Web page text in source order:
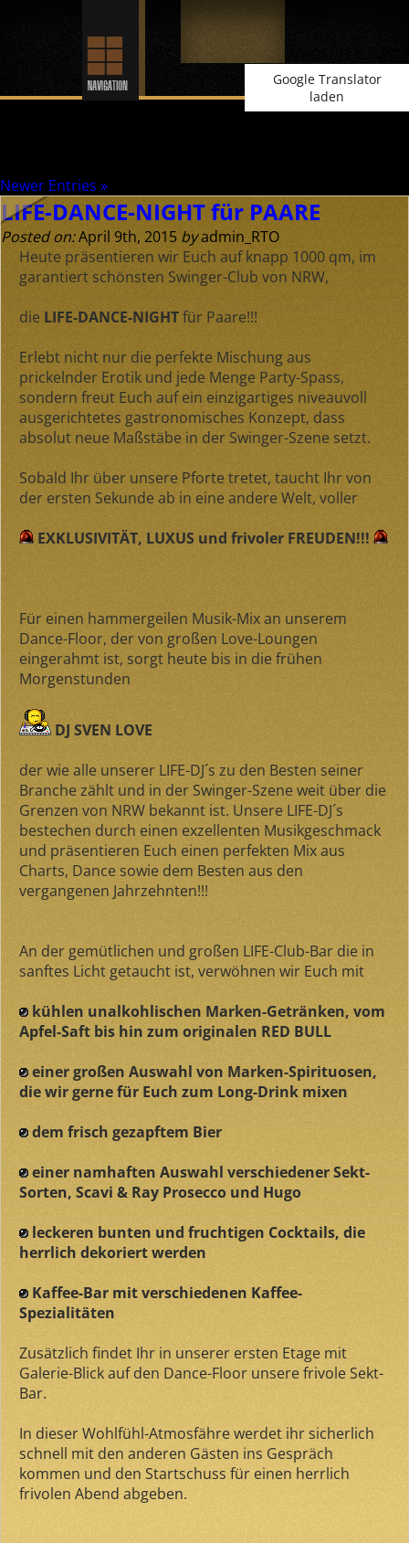
Google Translator
laden
Newer Entries »
LIFE-DANCE-NIGHT für PAARE
Posted on:April 9th, 2015 byadmin_RTO
Heute präsentieren wir Euch auf knapp 1000 qm, im
garantiert schönsten Swinger-Club von NRW,
die LIFE-DANCE-NIGHTfür Paare!!!
Erlebt nicht nur die perfekte Mischung aus
prickelnder Erotik und jede Menge Party-Spass,
sondern freut Euch auf ein einzigartiges niveauvoll
ausgerichtetes gastronomisches Konzept, dass
absolut neue Maßstäbe in der Swinger-Szene setzt.
Sobald Ihr über unsere Pforte tretet, taucht Ihr von
der ersten Sekunde ab in eine andere Welt, voller
EXKLUSIVITÄT, LUXUS und frivoler FREUDEN!!!
Für einen hammergeilen Musik-Mix an unserem
Dance-Floor, der von großen Love-Loungen
eingerahmt ist, sorgt heute bis in die frühen
Morgenstunden
DJ SVEN LOVE
der wie alle unserer LIFE-DJ´s zu den Besten seiner
Branche zählt und in der Swinger-Szene weit über die
Grenzen von NRW bekannt ist. Unsere LIFE-DJ´s
bestechen durch einen exzellenten Musikgeschmack
und präsentieren Euch einen perfekten Mix aus
Charts, Dance sowie dem Besten aus den
vergangenen Jahrzehnten!!!
An der gemütlichen und großen LIFE-Club-Bar die in
sanftes Licht getaucht ist, verwöhnen wir Euch mit
kühlen unalkohlischen Marken-Getränken, vom
Apfel-Saft bis hin zum originalen RED BULL
einer großen Auswahl von Marken-Spirituosen,
die wir gerne für Euch zum Long-Drink mixen
dem frisch gezapftem Bier
einer namhaften Auswahl verschiedener Sekt-
Sorten, Scavi & Ray Prosecco und Hugo
leckeren bunten und fruchtigen Cocktails, die
herrlich dekoriert werden
Kaffee-Bar mit verschiedenen Kaffee-
Spezialitäten
Zusätzlich findet Ihr in unserer ersten Etage mit
Galerie-Blick auf den Dance-Floor unsere frivole Sekt-
Bar.
In dieser Wohlfühl-Atmosfähre werdet ihr sicherlich
schnell mit den anderen Gästen ins Gespräch
kommen und den Startschuss für einen herrlich
frivolen Abend abgeben.